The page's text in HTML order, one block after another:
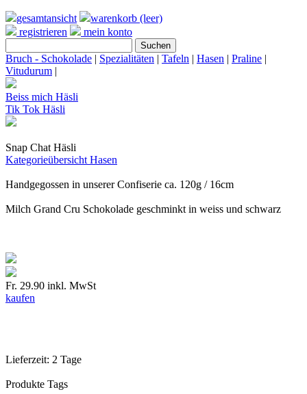
gesamtansicht
warenkorb (leer)
registrieren
mein konto
Bruch - Schokolade | Spezialitäten | Tafeln | Hasen | Praline |
Vitudurum |
Beiss mich Häsli
Tik Tok Häsli
Snap Chat Häsli
Kategorieübersicht Hasen
Handgegossen in unserer Confiserie ca. 120g / 16cm
Milch Grand Cru Schokolade geschminkt in weiss und schwarz
Fr. 29.90 inkl. MwSt
kaufen
Lieferzeit: 2 Tage
Produkte Tags